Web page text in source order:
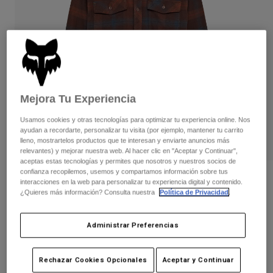
Pantalones largos
Pantalones cortos
Guantes
Protecciones
Gafas de protección
Recambios
Pantalones
Guantes
Chaquetas
Protecciones
Gafas de protección
Calcetines
Mochilas y accesorios
Recambios
Ver todo
Mujer
Camisetas y tops
Sudaderas
Chaquetas
Pantalones
Camisas
Niños
Protecciones
Gafas de Protección
Calcetines
Ver todo
Moto
Cascos
Camisetas
Pantalones
Guantes
Gafas de Protección
Camisa de franela de manga larga
Survivalist Core
N.º de artículo36461
Price reduced from
59,99 €to38,99 € 35% OFF
Mejora Tu Experiencia
Usamos cookies y otras tecnologías para optimizar tu experiencia online. Nos
ayudan a recordarte, personalizar tu visita (por ejemplo, mantener tu carrito
lleno, mostrartelos productos que te interesan y enviarte anuncios más
relevantes) y mejorar nuestra web. Al hacer clic en "Aceptar y Continuar",
aceptas estas tecnologías y permites que nosotros y nuestros socios de
confianza recopilemos, usemos y compartamos información sobre tus
interacciones en la web para personalizar tu experiencia digital y contenido.
¿Quieres más información? Consulta nuestra
Política de Privacidad
Administrar Preferencias
Rechazar Cookies Opcionales Aceptar y Continuar